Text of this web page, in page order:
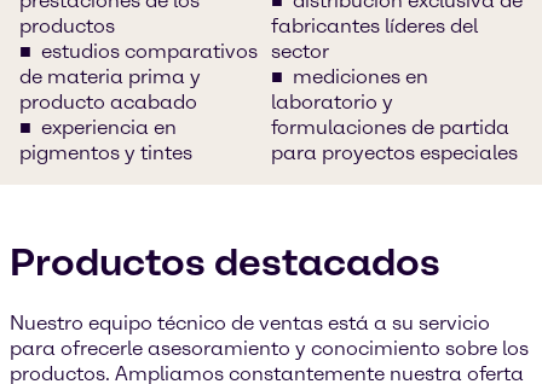
productos
estudios comparativos
de materia prima y
producto acabado
experiencia en
pigmentos y tintes
fabricantes líderes del
sector
mediciones en
laboratorio y
formulaciones de partida
para proyectos especiales
Productos destacados
Nuestro equipo técnico de ventas está a su servicio
para ofrecerle asesoramiento y conocimiento sobre los
productos. Ampliamos constantemente nuestra oferta